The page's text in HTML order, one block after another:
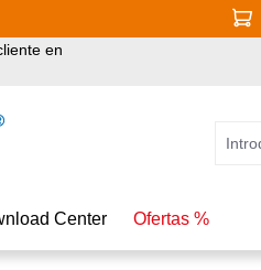
en
Center Ofertas %